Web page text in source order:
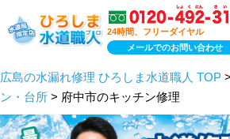
24時間、フリーダイヤル
メールでのお問い合わせ
広島の水漏れ修理 ひろしま水道職人 TOP >
ン・台所 > 府中市のキッチン修理